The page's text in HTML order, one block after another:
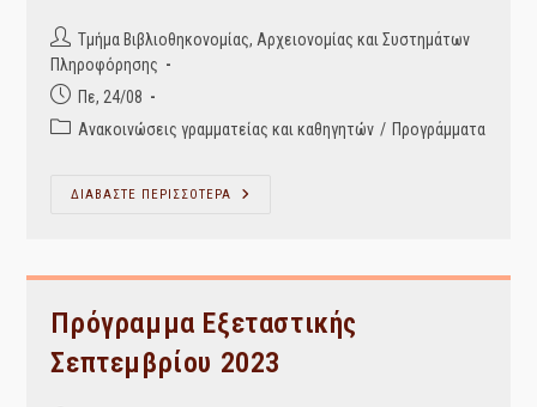
Post
author:
Τμήμα Βιβλιοθηκονομίας, Αρχειονομίας και Συστημάτων
Πληροφόρησης
Post
published:
Πε, 24/08
PostΑνακοινώσεις γραμματείας και καθηγητών / Προγράμματα
ΔΙΑΒΑΣΤΕ ΠΕΡΙΣΣΟΤΕΡΑ
Επικαιροποίηση
Πρόγραμμα Εξεταστικής
Σεπτεμβρίου 2023